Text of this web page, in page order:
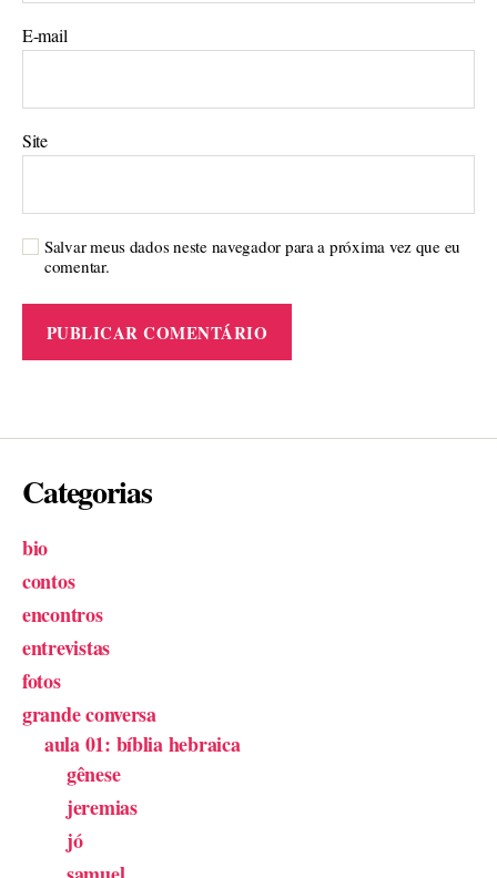
E-mail
Site
Salvar meus dados neste navegador para a próxima vez que eu
comentar.
Categorias
bio
contos
encontros
entrevistas
fotos
grande conversa
aula 01: bíblia hebraica
gênese
jeremias
jó